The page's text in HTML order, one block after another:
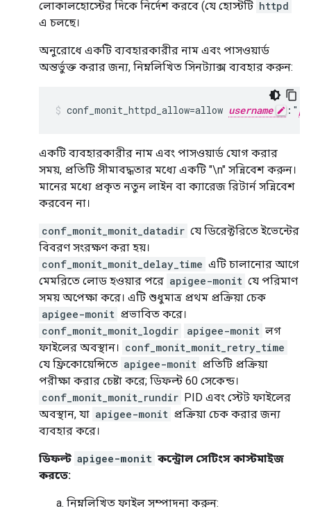
লোকালহোস্টের দিকে নির্দেশ করবে (যে হোস্টটি httpd
এ চলছে।
অনুরোধে একটি ব্যবহারকারীর নাম এবং পাসওয়ার্ড
অন্তর্ভুক্ত করার জন্য, নিম্নলিখিত সিনট্যাক্স ব্যবহার করুন:
conf_monit_httpd_allow=allow username :"
একটি ব্যবহারকারীর নাম এবং পাসওয়ার্ড যোগ করার
সময়, প্রতিটি সীমাবদ্ধতার মধ্যে একটি "\n" সন্নিবেশ করুন।
মানের মধ্যে প্রকৃত নতুন লাইন বা ক্যারেজ রিটার্ন সন্নিবেশ
করবেন না।
conf_monit_monit_datadir যে ডিরেক্টরিতে ইভেন্টের
বিবরণ সংরক্ষণ করা হয়।
conf_monit_monit_delay_time এটি চালানোর আগে
মেমরিতে লোড হওয়ার পরে apigee-monit যে পরিমাণ
সময় অপেক্ষা করে। এটি শুধুমাত্র প্রথম প্রক্রিয়া চেক
apigee-monit প্রভাবিত করে।
conf_monit_monit_logdir
apigee-monit লগ
ফাইলের অবস্থান। conf_monit_monit_retry_time
যে ফ্রিকোয়েন্সিতে apigee-monit প্রতিটি প্রক্রিয়া
পরীক্ষা করার চেষ্টা করে; ডিফল্ট 60 সেকেন্ড।
conf_monit_monit_rundir PID এবং স্টেট ফাইলের
অবস্থান, যা apigee-monit প্রক্রিয়া চেক করার জন্য
ব্যবহার করে।
ডিফল্ট apigee-monit কন্ট্রোল সেটিংস কাস্টমাইজ
করতে:
নিম্নলিখিত ফাইল সম্পাদনা করুন: